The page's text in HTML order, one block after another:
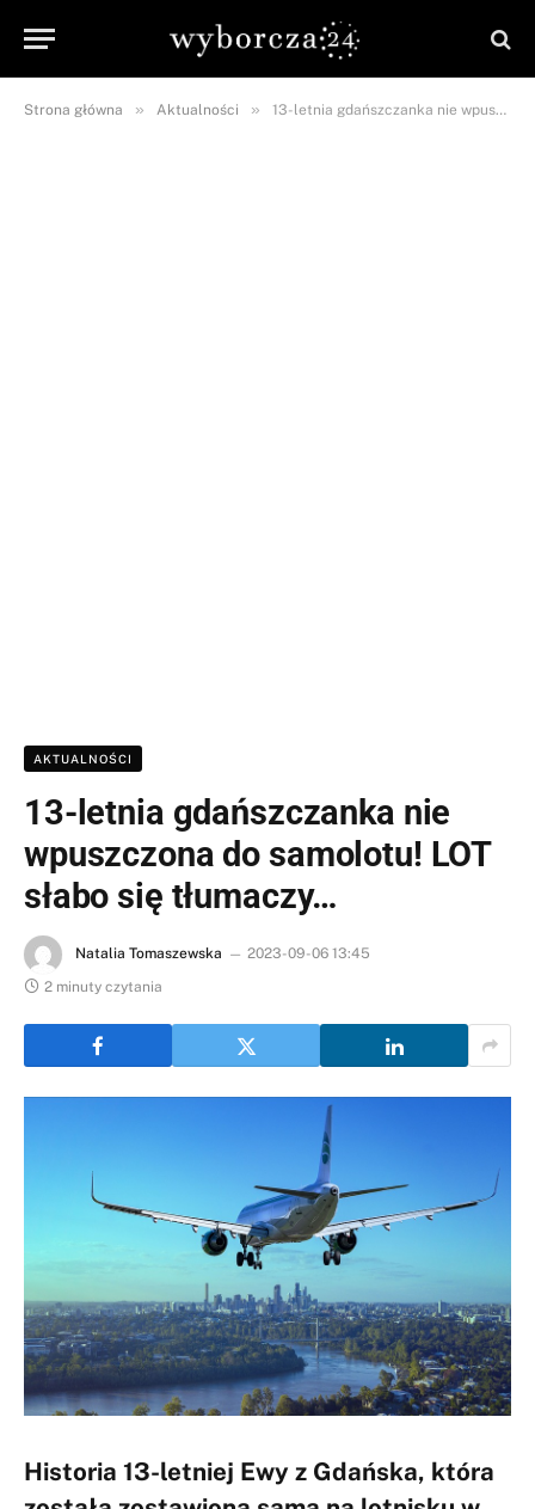
Strona główna » Aktualności » 13-letnia gdańszczanka nie wpuszczona do samolotu! LOT słabo się tłumaczy…
AKTUALNOŚCI
13-letnia gdańszczanka nie
wpuszczona do samolotu! LOT
słabo się tłumaczy…
Natalia Tomaszewska
2023-09-06 13:45
2 minuty czytania
Historia 13-letniej Ewy z Gdańska, która